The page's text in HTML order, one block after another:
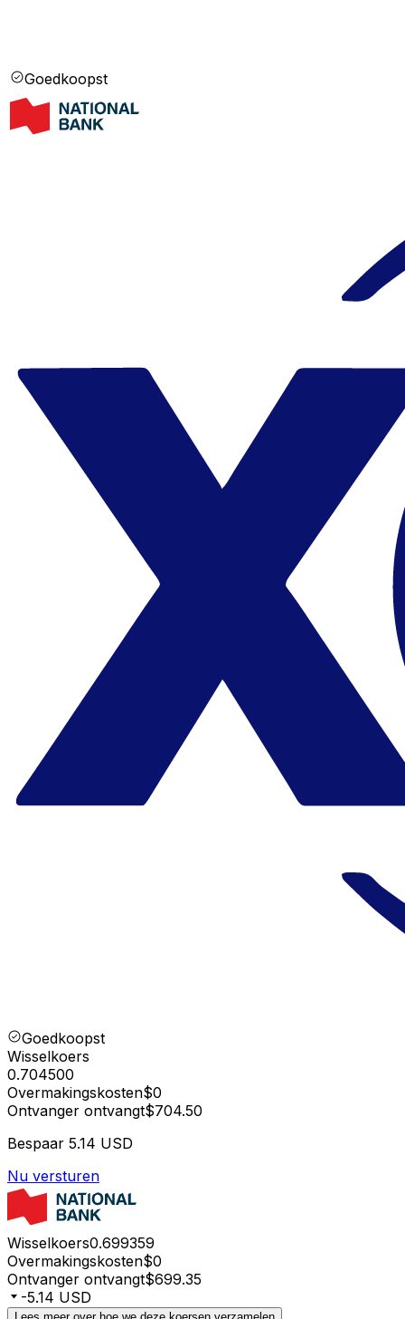
Goedkoopst
Goedkoopst
Wisselkoers
0.704500
Overmakingskosten$0
Ontvanger ontvangt$704.50
Bespaar 5.14 USD
Nu versturen
Wisselkoers0.699359
Overmakingskosten$0
Ontvanger ontvangt$699.35
-5.14 USD